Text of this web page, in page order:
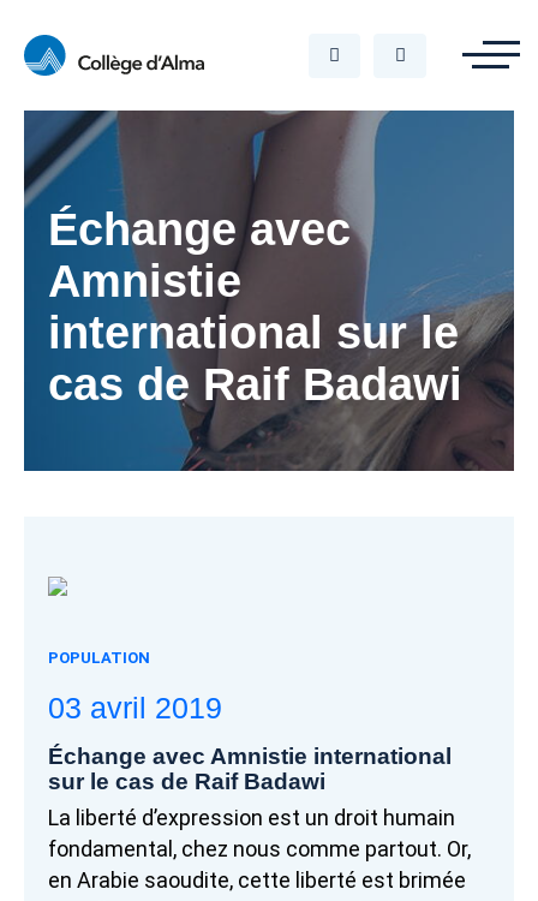
Échange avec
Amnistie
international sur le
cas de Raif Badawi
POPULATION
03 avril 2019
Échange avec Amnistie international
sur le cas de Raif Badawi
La liberté d’expression est un droit humain
fondamental, chez nous comme partout. Or,
en Arabie saoudite, cette liberté est brimée